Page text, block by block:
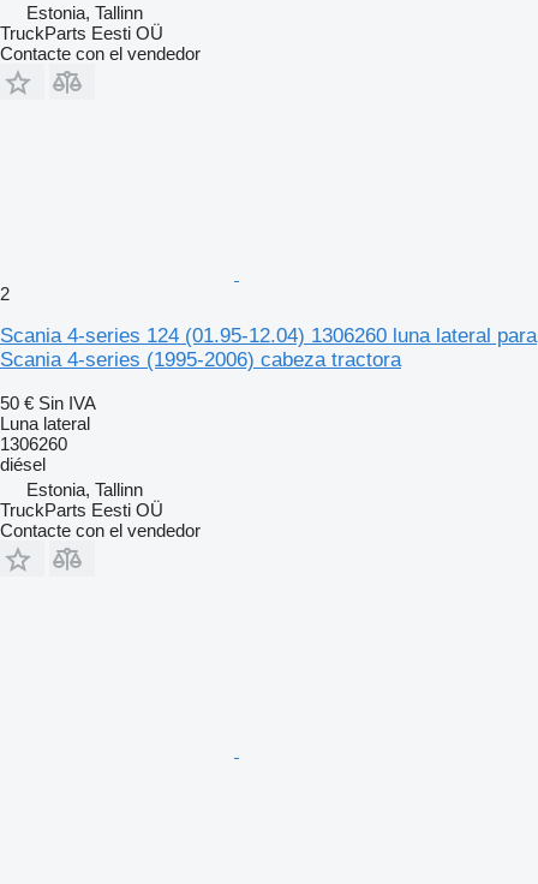
Estonia, Tallinn
TruckParts Eesti OÜ
Contacte con el vendedor
2
Scania 4-series 124 (01.95-12.04) 1306260 luna lateral para
Scania 4-series (1995-2006) cabeza tractora
50 € Sin IVA
Luna lateral
1306260
diésel
Estonia, Tallinn
TruckParts Eesti OÜ
Contacte con el vendedor